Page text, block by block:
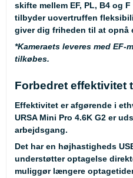
skifte mellem EF, PL, B4 og
tilbyder uovertruffen
giver dig friheden til at opnå
*Kameraets leveres med EF-
tilkøbes.
Forbedret effektivitet
Effektivitet er afgørende i
URSA Mini Pro 4.6K G2 er
arbejdsgang.
Det har en højhastigheds
understøtter optagelse
muliggør længere